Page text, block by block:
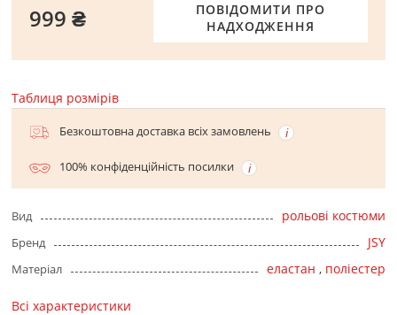
ПОВІДОМИТИ ПРО
НАДХОДЖЕННЯ
999 ₴
Безкоштовна доставка всіх замовлень
100% конфіденційність посилки
Таблиця розмірів
Вид рольові костюми
Бренд JSY
Матеріал еластан , поліестер
Всі характеристики